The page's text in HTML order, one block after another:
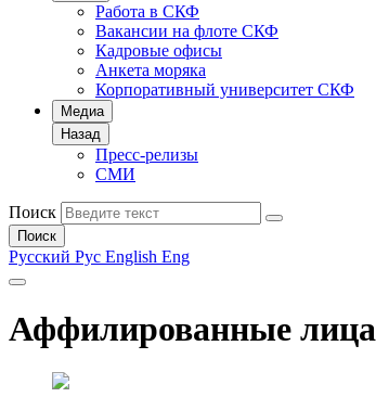
Работа в СКФ
Вакансии на флоте СКФ
Кадровые офисы
Анкета моряка
Корпоративный университет СКФ
Медиа
Назад
Пресс-релизы
СМИ
Поиск
Поиск
Русский Рус English Eng
Аффилированные лица